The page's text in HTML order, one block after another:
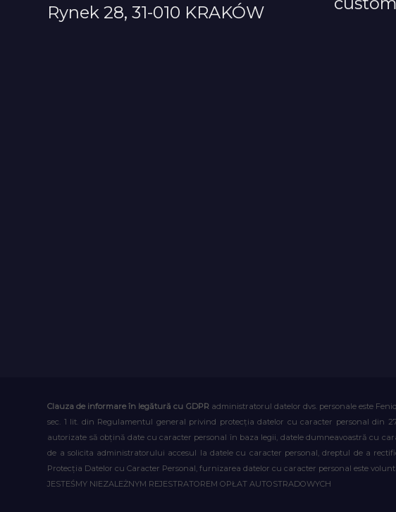
Rynek 28, 31-010 KRAKÓW
Clauza de informare în legătură cu GDPR administratorul datelor dvs. personale este
sec. 1 lit. din Regulamentul general privind protecția datelor cu caracter personal din
autorizate să obțină date cu caracter personal în baza legii, datele dumneavoastră cu
de a solicita administratorului accesul la datele cu caracter personal, dreptul de a
Protecția Datelor cu Caracter Personal, furnizarea datelor cu caracter personal este
JESTEŚMY NIEZALEŻNYM REJESTRATOREM OPŁAT AUTOSTRADOWYCH